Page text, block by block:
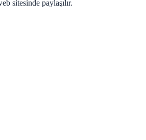
sitesinde paylaşılır.